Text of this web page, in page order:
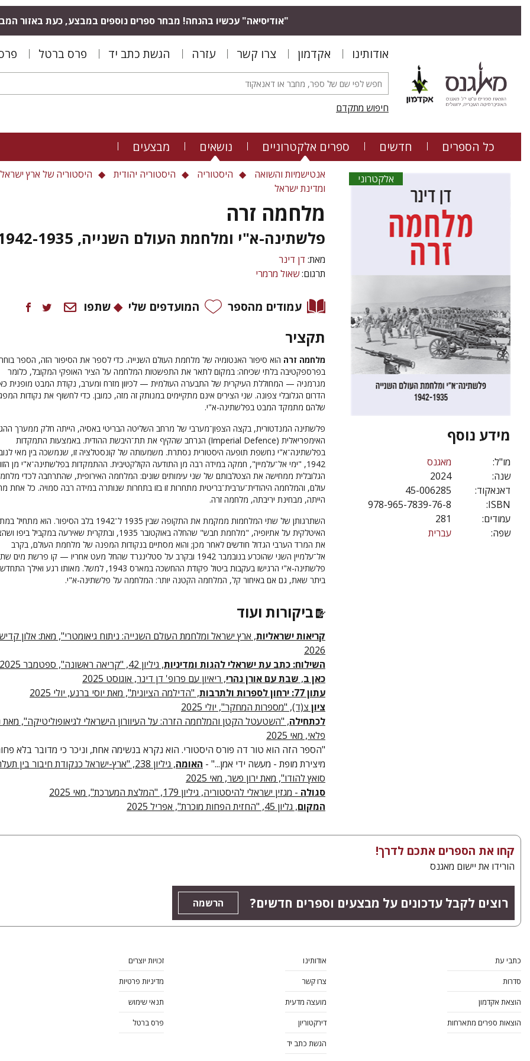
"אודיסיאה" עכשיו בהנחה! מבחר ספרים נוספים במבצע, כעת באזור
אודותינו אקדמון צרו קשר עזרה הגשת כתב יד פרס ברטל
חיפוש מתקדם
כל הספרים חדשים ספרים אלקטרוניים נושאים מבצעים
אלקטרוני
מידע נוסף
מו"ל:
מאגנס
שנה:
2024
דאנאקוד:
45-006285
ISBN:
978-965-7839-76-8
עמודים:
281
שפה:
עברית
אנטישמיות והשואה היסטוריה היסטוריה יהודית
היסטוריה של ארץ ישראל
ומדינת ישראל
מלחמה זרה
פלשתינה-א"י ומלחמת העולם השנייה, 1942-1935
מאת: דן דינר
תרגום:שאול מרמרי
עמודים מהספר המועדפים שלי שתפו
תקציר
מלחמה זרה הוא סיפור האנטומיה של מלחמת העולם השנייה. כדי לספר את הסיפור הזה, הספר בוחר
בפרספקטיבה בלתי שכיחה: במקום לתאר את התפשטות המלחמה על הציר האופקי המקובל, כלומר
מגרמניה — המחוללת העיקרית של התבערה העולמית — לכיוון מזרח ומערב, נקודת המבט מופנית
הדרום הגלובלי צפונה. שני הצירים אינם מתקיימים במנותק זה מזה, כמובן. כדי לחשוף את נקודות
שלהם מתמקד המבט בפלשתינה-א"י.
פלשתינה המנדטורית, בקצה הצפון־מערבי של מרחב השליטה הבריטי באסיה, הייתה חלק ממערך
האימפריאלית (Imperial Defence) הנרחב שהקיף את תת־היבשת ההודית. באמצעות התמקדות
בפלשתינה־א"י נחשפת תופעה היסטורית נסתרת. משמעותה של קונסטלציה זו, שנמשכה בין מאי
1942, "ימי אל־עלמיין", חמקה במידה רבה מן התודעה הקולקטיבית. ההתמקדות בפלשתינה־א"י מן
הגלובלית ממחישה את הצטלבותם של שני עימותים שונים: המלחמה האירופית, שהתרחבה לכדי
עולם, והמלחמה היהודית־ערבית־בריטית מתחרות זו בזו בתחרות שנותרה במידה רבה סמויה. כל אחת
הייתה, מבחינת יריבתה, מלחמה זרה.
השתרגותן של שתי המלחמות ממקמת את התקופה שבין 1935 ל־1942 בלב הסיפור.
האיטלקית על אתיופיה, "מלחמת חבש" שהחלה באוקטובר 1935, ובתקרית שאירעה במקביל
את המרד הערבי הגדול חודשים לאחר מכן; והוא מסתיים בנקודות המפנה של מלחמת העולם, בקרב
אל־עלמיין השני שהוכרע בנובמבר 1942 ובקרב על סטלינגרד שהחל מעט אחריו — קו פרשת מים
פלשתינה-א"י הרגישו בעקבות ביטול פקודת ההחשכה במארס 1943, למשל. מאותו רגע ואילך
ביתר שאת, גם אם באיחור קל, המלחמה הקטנה יותר: המלחמה על פלשתינה-א"י.
ביקורות ועוד
קריאות ישראליות, ארץ ישראל ומלחמת העולם השנייה: ניתוח גיאומטרי", מאת: אלון קדיש,
2026
השילוח: כתב עת ישראלי להגות ומדיניות, גיליון 42, "קריאה ראשונה", ספטמבר 2025
כאן ב, שבת עם אורן נהרי, ריאיון עם פרופ' דן דינר, אוגוסט 2025
עתון 77: ירחון לספרות ולתרבות
, "הדילמה הציונית", מאת יוסי ברנע, יולי 2025
ציון צ(ד), "מספרות המחקר", יולי 2025
לכתחילה, "השטעטל הקטן והמלחמה הזרה: על העיוורון הישראלי לגיאופוליטיקה", מאת
פלאי, מאי 2025
"הספר הזה הוא טור דה פורס היסטורי. הוא נקרא בנשימה אחת, וניכר כי מדובר בלא
מיצירת מופת - מעשה ידי אמן..." - האומה
, גיליון 238, "ארץ-ישראל כנקודת חיבור בין
סואץ להודו", מאת ירון פשר, מאי 2025
סגולה - מגזין ישראלי להיסטוריה, גיליון 179, "המלצת המערכת", מאי 2025
המקום, גליון 45, "החזית הפחות מוכרת", אפריל 2025
קחו את הספרים אתכם לדרך!
הורידו את יישום מאגנס
רוצים לקבל עדכונים על מבצעים וספרים חדשים? הרשמה
כתבי עת
סדרות
הוצאת אקדמון
הוצאות ספרים מתארחות
אודותינו
צרו קשר
מועצה מדעית
דירקטוריון
הגשת כתב יד
זכויות יוצרים
מדיניות פרטיות
תנאי שימוש
פרס ברטל